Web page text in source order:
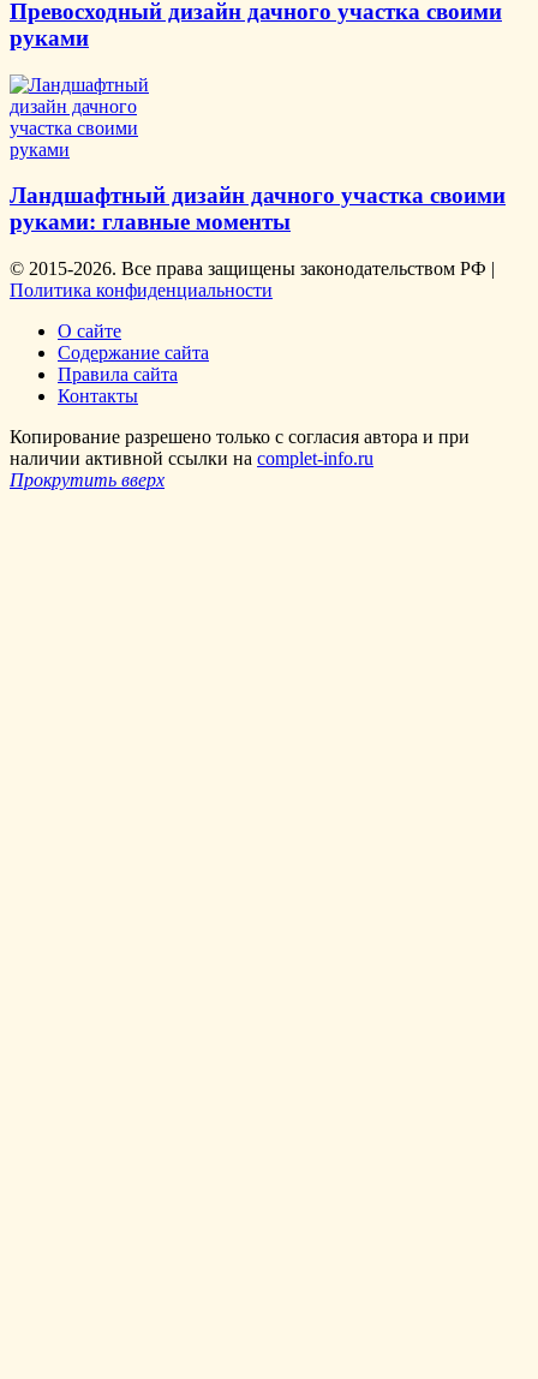
Превосходный дизайн дачного участка своими
руками
Ландшафтный дизайн дачного участка своими
руками: главные моменты
© 2015-2026. Все права защищены законодательством РФ |
Политика конфиденциальности
О сайте
Содержание сайта
Правила сайта
Контакты
Копирование разрешено только с согласия автора и при
наличии активной ссылки на complet-info.ru
Прокрутить вверх